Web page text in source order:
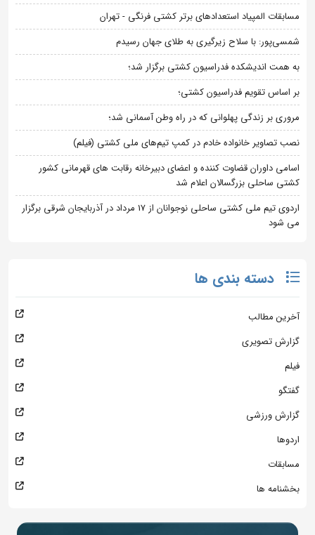
مسابقات المپیاد استعدادهای برتر کشتی فرنگی - تهران
شمسی‌پور: با سلاح زیرگیری به طلای جهان رسیدم
به همت اندیشکده فدراسیون کشتی برگزار شد؛
بر اساس تقویم فدراسیون کشتی؛
مروری بر زندگی پهلوانی که در راه وطن آسمانی شد؛
نصب تصاویر خانواده خادم در کمپ تیم‌های ملی کشتی (فیلم)
اسامی داوران قضاوت کننده و اعضای دبیرخانه رقابت های قهرمانی کشور
کشتی ساحلی بزرگسالان اعلام شد
اردوی تیم ملی کشتی ساحلی نوجوانان از 17 مرداد در آذربایجان شرقی برگزار
می شود
دسته بندی ها
آخرین مطالب
گزارش تصویری
فیلم
گفتگو
گزارش ورزشی
اردوها
مسابقات
بخشنامه ها